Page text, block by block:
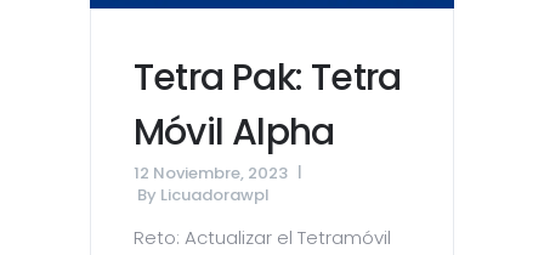
Tetra Pak: Tetra
Móvil Alpha
12 Noviembre, 2023
By Licuadorawpl
Reto: Actualizar el Tetramóvil